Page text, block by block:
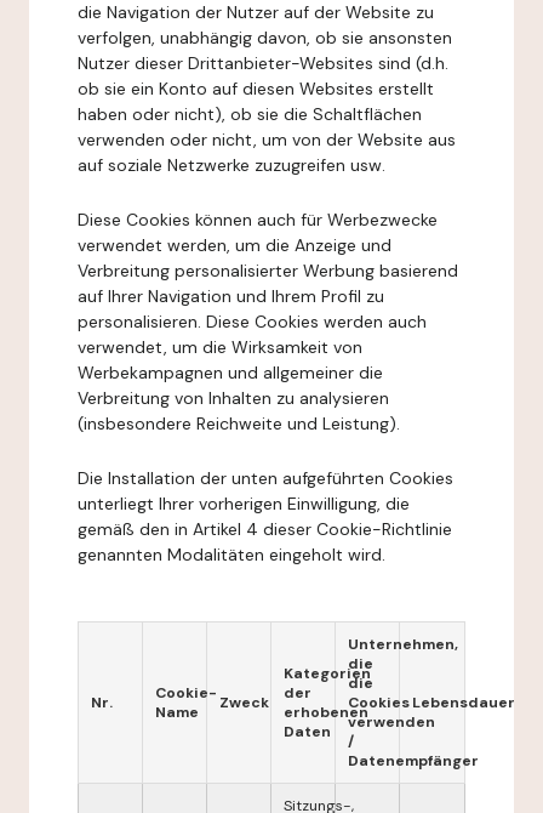
die Navigation der Nutzer auf der Website zu
verfolgen, unabhängig davon, ob sie ansonsten
Nutzer dieser Drittanbieter-Websites sind (d.h.
ob sie ein Konto auf diesen Websites erstellt
haben oder nicht), ob sie die Schaltflächen
verwenden oder nicht, um von der Website aus
auf soziale Netzwerke zuzugreifen usw.
Diese Cookies können auch für Werbezwecke
verwendet werden, um die Anzeige und
Verbreitung personalisierter Werbung basierend
auf Ihrer Navigation und Ihrem Profil zu
personalisieren. Diese Cookies werden auch
verwendet, um die Wirksamkeit von
Werbekampagnen und allgemeiner die
Verbreitung von Inhalten zu analysieren
(insbesondere Reichweite und Leistung).
Die Installation der unten aufgeführten Cookies
unterliegt Ihrer vorherigen Einwilligung, die
gemäß den in Artikel 4 dieser Cookie-Richtlinie
genannten Modalitäten eingeholt wird.
Nr.
Cookie-
Name
Zweck
Kategorien
der
erhobenen
Daten
Unternehmen,
die
die
Cookies
verwenden
/
Datenempfänger
Lebensdauer
Sitzungs-,